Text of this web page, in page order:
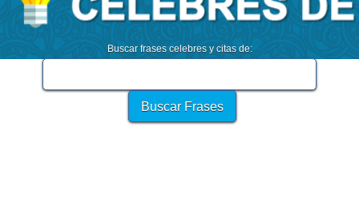
Buscar frases celebres y citas de: